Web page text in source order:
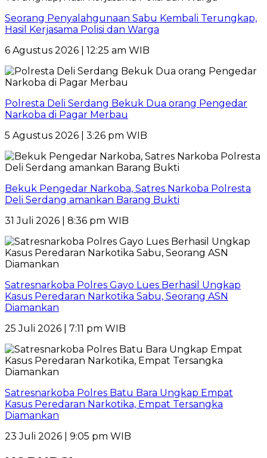
Seorang Penyalahgunaan Sabu Kembali Terungkap,
Hasil Kerjasama Polisi dan Warga
6 Agustus 2026 | 12:25 am WIB
Polresta Deli Serdang Bekuk Dua orang Pengedar
Narkoba di Pagar Merbau
5 Agustus 2026 | 3:26 pm WIB
Bekuk Pengedar Narkoba, Satres Narkoba Polresta
Deli Serdang amankan Barang Bukti
31 Juli 2026 | 8:36 pm WIB
Satresnarkoba Polres Gayo Lues Berhasil Ungkap
Kasus Peredaran Narkotika Sabu, Seorang ASN
Diamankan
25 Juli 2026 | 7:11 pm WIB
Satresnarkoba Polres Batu Bara Ungkap Empat
Kasus Peredaran Narkotika, Empat Tersangka
Diamankan
23 Juli 2026 | 9:05 pm WIB